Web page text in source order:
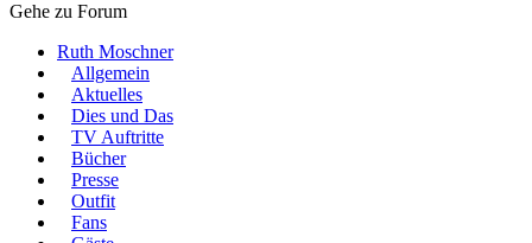
Gehe zu Forum
Ruth Moschner
Allgemein
Aktuelles
Dies und Das
TV Auftritte
Bücher
Presse
Outfit
Fans